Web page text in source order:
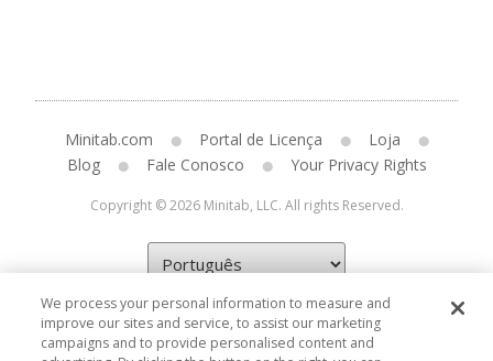
Minitab.com Portal de Licença
Loja
Blog
Fale Conosco Your Privacy Rights
Copyright © 2026 Minitab, LLC. All rights Reserved.
We process your personal information to measure and
improve our sites and service, to assist our marketing
campaigns and to provide personalised content and